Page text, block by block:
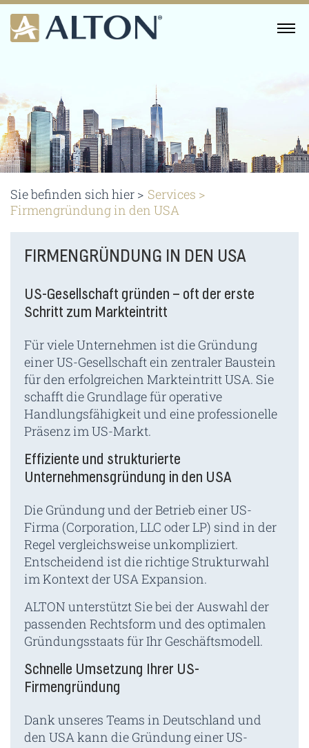
Skip
content
Sie befinden sich hier > Services >
Firmengründung in den USA
FIRMENGRÜNDUNG IN DEN USA
US-Gesellschaft gründen – oft der erste
Schritt zum Markteintritt
Für viele Unternehmen ist die Gründung
einer US-Gesellschaft ein zentraler Baustein
für den erfolgreichen Markteintritt USA. Sie
schafft die Grundlage für operative
Handlungsfähigkeit und eine professionelle
Präsenz im US-Markt.
Effiziente und strukturierte
Unternehmensgründung in den USA
Die Gründung und der Betrieb einer US-
Firma (Corporation, LLC oder LP) sind in der
Regel vergleichsweise unkompliziert.
Entscheidend ist die richtige Strukturwahl
im Kontext der USA Expansion.
ALTON unterstützt Sie bei der Auswahl der
passenden Rechtsform und des optimalen
Gründungsstaats für Ihr Geschäftsmodell.
Schnelle Umsetzung Ihrer US-
Firmengründung
Dank unseres Teams in Deutschland und
den USA kann die Gründung einer US-